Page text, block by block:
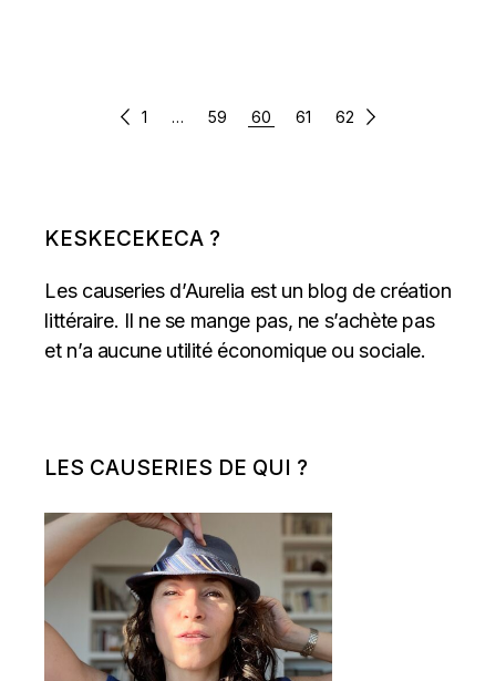
PAGINATION
1 … 59 60 61 62
KESKECEKECA ?
Les causeries d’Aurelia est un blog de création
littéraire. Il ne se mange pas, ne s’achète pas
et n’a aucune utilité économique ou sociale.
LES CAUSERIES DE QUI ?